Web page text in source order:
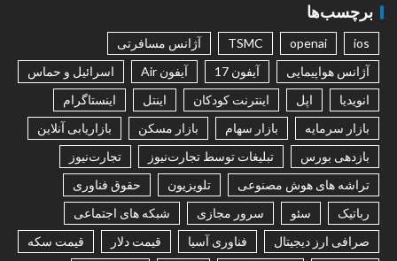
برچسب‌ها
ios
openai
TSMC
آژانس مسافرتی
آژانس هواپیمایی
آیفون 17 آیفون Air
اسرائیل و حماس
انویدیا
اپل اینترنت کودکان اینتل
اینستاگرام
بازار سرمایه
بازار سهام بازار مسکن
بازاریابی آنلاین
بازدهی بورس
تبلیغات توسط تجارت‌نیوز
تجارت‌نیوز
تراشه های هوش مصنوعی
تلویزیون
حقوق فناوری
رباتیک
سئو سرور مجازی
شبکه های اجتماعی
صرافی ارز دیجیتال
فناوری آسیا قیمت دلار
قیمت سکه